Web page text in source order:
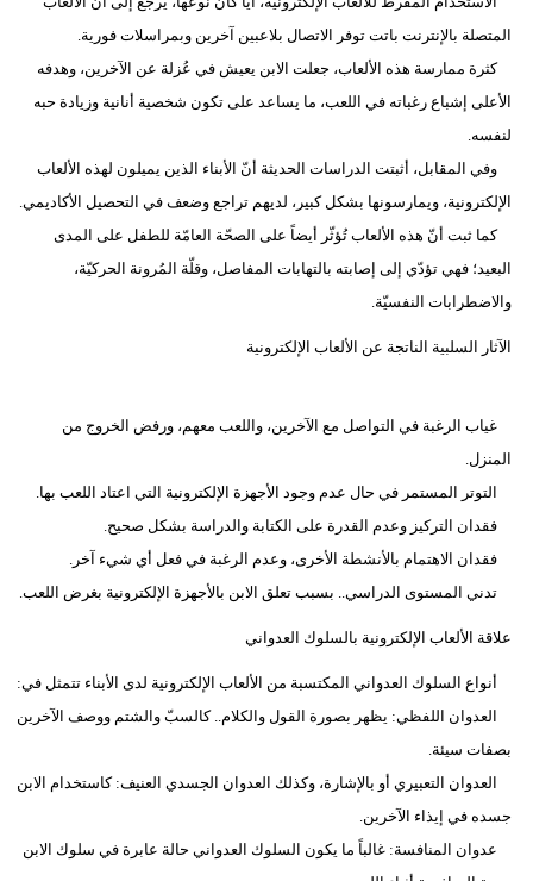
المتصلة بالإنترنت باتت توفر الاتصال بلاعبين آخرين وبمراسلات فورية.
كثرة ممارسة هذه الألعاب، جعلت الابن يعيش في عُزلة عن الآخرين، وهدفه
الأعلى إشباع رغباته في اللعب، ما يساعد على تكون شخصية أنانية وزيادة حبه
لنفسه.
وفي المقابل، أثبتت الدراسات الحديثة أنّ الأبناء الذين يميلون لهذه الألعاب
الإلكترونية، ويمارسونها بشكل كبير، لديهم تراجع وضعف في التحصيل الأكاديمي.
كما ثبت أنّ هذه الألعاب تُؤثّر أيضاً على الصحّة العامّة للطفل على المدى
البعيد؛ فهي تؤدّي إلى إصابته بالتهابات المفاصل، وقلّة المُرونة الحركيّة،
والاضطرابات النفسيّة.
الآثار السلبية الناتجة عن الألعاب الإلكترونية
غياب الرغبة في التواصل مع الآخرين، واللعب معهم، ورفض الخروج من
المنزل.
التوتر المستمر في حال عدم وجود الأجهزة الإلكترونية التي اعتاد اللعب بها.
فقدان التركيز وعدم القدرة على الكتابة والدراسة بشكل صحيح.
فقدان الاهتمام بالأنشطة الأخرى، وعدم الرغبة في فعل أي شيء آخر.
تدني المستوى الدراسي.. بسبب تعلق الابن بالأجهزة الإلكترونية بغرض اللعب.
علاقة الألعاب الإلكترونية بالسلوك العدواني
أنواع السلوك العدواني المكتسبة من الألعاب الإلكترونية لدى الأبناء تتمثل في:
العدوان اللفظي: يظهر بصورة القول والكلام.. كالسبّ والشتم ووصف الآخرين
بصفات سيئة.
العدوان التعبيري أو بالإشارة، وكذلك العدوان الجسدي العنيف: كاستخدام الابن
جسده في إيذاء الآخرين.
عدوان المنافسة: غالباً ما يكون السلوك العدواني حالة عابرة في سلوك الابن